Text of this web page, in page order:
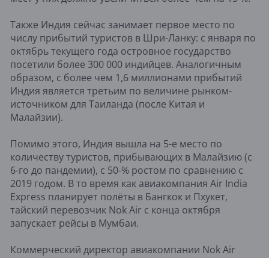
Также Индия сейчас занимает первое место по
числу прибытий туристов в Шри-Ланку: с января по
октябрь текущего года островное государство
посетили более 300 000 индийцев. Аналогичным
образом, с более чем 1,6 миллионами прибытий
Индия является третьим по величине рынком-
источником для Таиланда (после Китая и
Малайзии).
Помимо этого, Индия вышла на 5-е место по
количеству туристов, прибывающих в Малайзию (с
6-го до пандемии), с 50-% ростом по сравнению с
2019 годом. В то время как авиакомпания Air India
Express планирует полёты в Бангкок и Пхукет,
тайский перевозчик Nok Air с конца октября
запускает рейсы в Мумбаи.
Коммерческий директор авиакомпании Nok Air